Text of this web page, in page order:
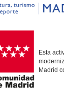
Esta
Madrid